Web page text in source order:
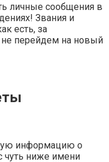
личные сообщения в
Звания и
есть, за
перейдем на новый
информацию о
чуть ниже имени